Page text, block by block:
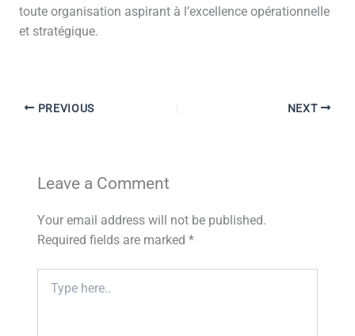
toute organisation aspirant à l’excellence opérationnelle
et stratégique.
PREVIOUS NEXT
Leave a Comment
Your email address will not be published.
Required fields are marked*
here..